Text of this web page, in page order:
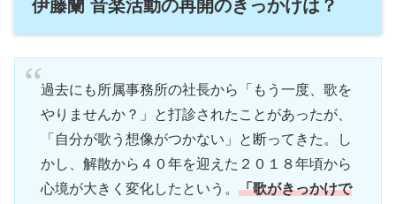
伊藤蘭 音楽活動の再開のきっかけは？
過去にも所属事務所の社長から「もう一度、歌を
やりませんか？」と打診されたことがあったが、
「自分が歌う想像がつかない」と断ってきた。し
かし、解散から４０年を迎えた２０１８年頃から
心境が大きく変化したという。 「歌がきっかけで